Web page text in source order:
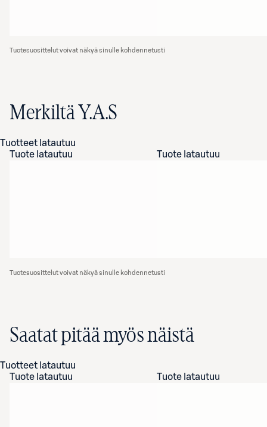
Tuotesuosittelut voivat näkyä sinulle kohdennetusti
Merkiltä Y.A.S
Tuotteet latautuu
Tuote latautuu
Tuote latautuu
Tuotesuosittelut voivat näkyä sinulle kohdennetusti
Saatat pitää myös näistä
Tuotteet latautuu
Tuote latautuu
Tuote latautuu